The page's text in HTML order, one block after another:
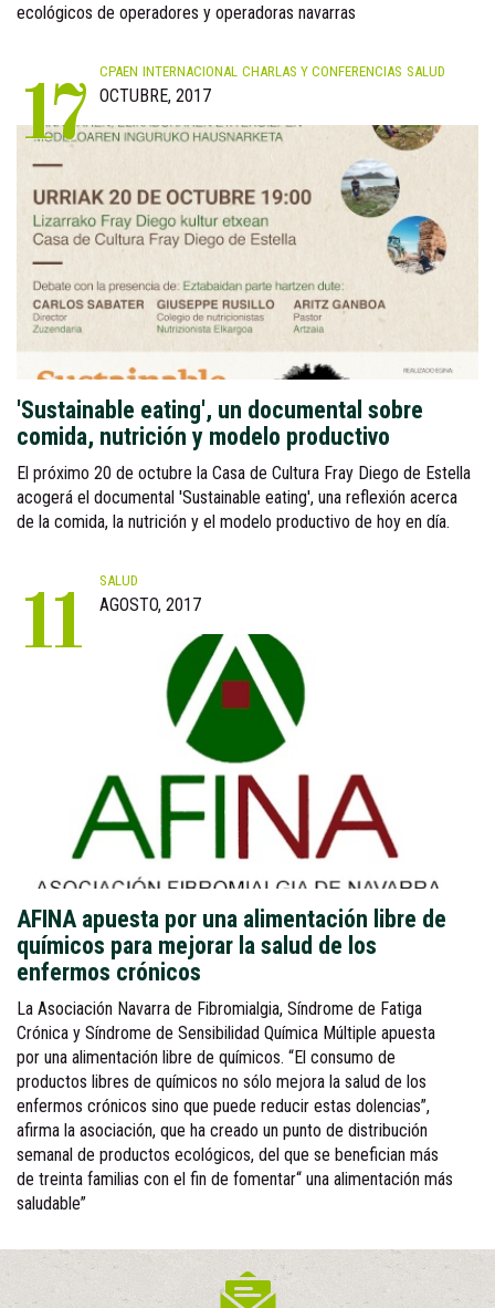
ecológicos de operadores y operadoras navarras
CPAEN INTERNACIONAL CHARLAS Y CONFERENCIAS SALUD
17 OCTUBRE, 2017
'Sustainable eating', un documental sobre
comida, nutrición y modelo productivo
El próximo 20 de octubre la Casa de Cultura Fray Diego de Estella
acogerá el documental 'Sustainable eating', una reflexión acerca
de la comida, la nutrición y el modelo productivo de hoy en día.
SALUD
11 AGOSTO, 2017
AFINA apuesta por una alimentación libre de
químicos para mejorar la salud de los
enfermos crónicos
La Asociación Navarra de Fibromialgia, Síndrome de Fatiga
Crónica y Síndrome de Sensibilidad Química Múltiple apuesta
por una alimentación libre de químicos. “El consumo de
productos libres de químicos no sólo mejora la salud de los
enfermos crónicos sino que puede reducir estas dolencias”,
afirma la asociación, que ha creado un punto de distribución
semanal de productos ecológicos, del que se benefician más
de treinta familias con el fin de fomentar“ una alimentación más
saludable”